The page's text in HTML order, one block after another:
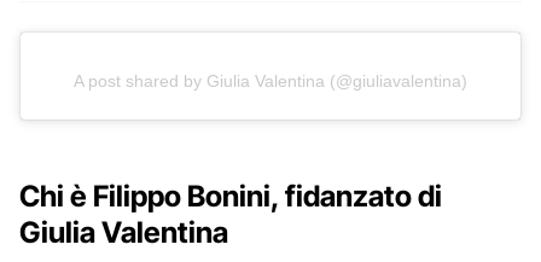
A post shared by Giulia Valentina (@giuliavalentina)
Chi è Filippo Bonini, fidanzato di
Giulia Valentina